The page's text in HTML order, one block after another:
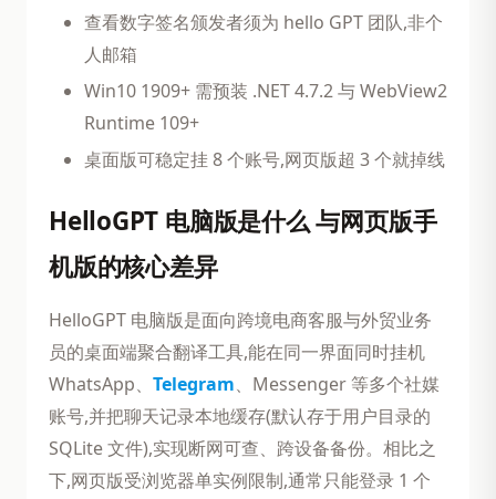
查看数字签名颁发者须为 hello GPT 团队,非个
人邮箱
Win10 1909+ 需预装 .NET 4.7.2 与 WebView2
Runtime 109+
桌面版可稳定挂 8 个账号,网页版超 3 个就掉线
HelloGPT 电脑版是什么 与网页版手
机版的核心差异
HelloGPT 电脑版是面向跨境电商客服与外贸业务
员的桌面端聚合翻译工具,能在同一界面同时挂机
WhatsApp、 Telegram、Messenger 等多个社媒
账号,并把聊天记录本地缓存(默认存于用户目录的
SQLite 文件),实现断网可查、跨设备备份。相比之
下,网页版受浏览器单实例限制,通常只能登录 1 个